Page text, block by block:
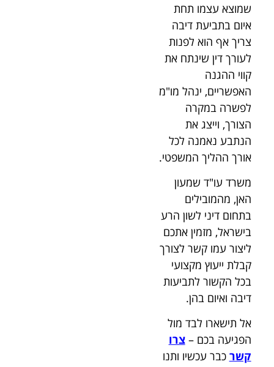
שמוצא עצמו תחת
איום בתביעת דיבה
צריך אף הוא לפנות
לעורך דין שינתח את
קווי ההגנה
האפשריים, ינהל מו"מ
לפשרה במקרה
הצורך, וייצג את
הנתבע נאמנה לכל
אורך ההליך המשפטי.
משרד עו"ד שמעון
האן, מהמובילים
בתחום דיני לשון הרע
בישראל, מזמין אתכם
ליצור עמו קשר לצורך
קבלת ייעוץ מקצועי
בכל הקשור לתביעות
דיבה ואיום בהן.
אל תישארו לבד מול
הפגיעה בכם –צרו
קשר כבר עכשיו ותנו